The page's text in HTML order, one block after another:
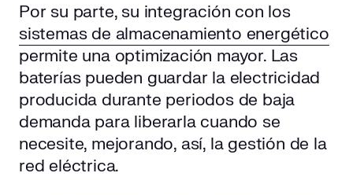
Por su parte, su integración con los
sistemas de almacenamiento energético
permite una optimización mayor. Las
baterías pueden guardar la electricidad
producida durante periodos de baja
demanda para liberarla cuando se
necesite, mejorando, así, la gestión de la
red eléctrica.